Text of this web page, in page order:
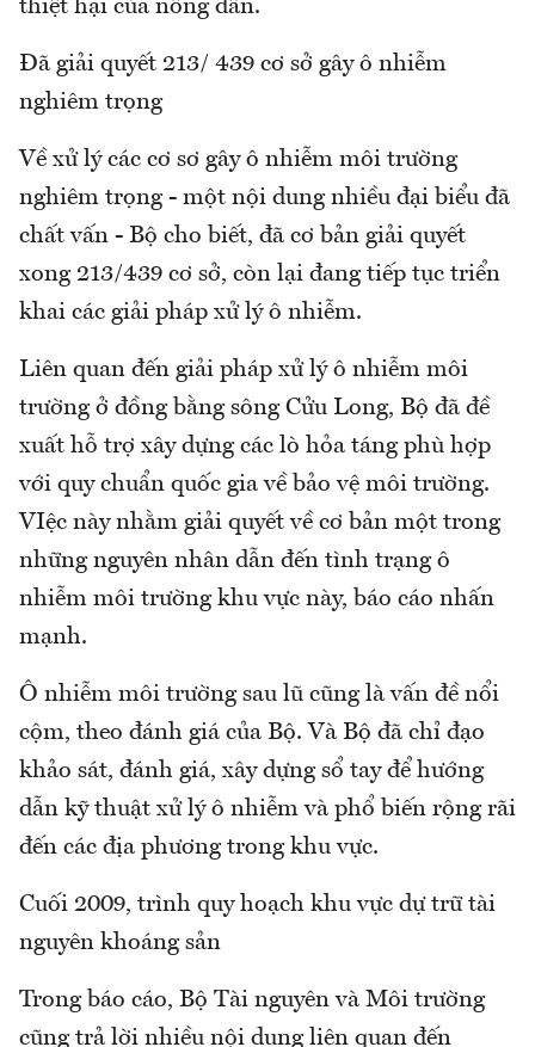
thiệt hại của nông dân.
Đã giải quyết 213/ 439 cơ sở gây ô nhiễm
nghiêm trọng
Về xử lý các cơ sơ gây ô nhiễm môi trường
nghiêm trọng - một nội dung nhiều đại biểu đã
chất vấn - Bộ cho biết, đã cơ bản giải quyết
xong 213/439 cơ sở, còn lại đang tiếp tục triển
khai các giải pháp xử lý ô nhiễm.
Liên quan đến giải pháp xử lý ô nhiễm môi
trường ở đồng bằng sông Cửu Long, Bộ đã đề
xuất hỗ trợ xây dựng các lò hỏa táng phù hợp
với quy chuẩn quốc gia về bảo vệ môi trường.
VIệc này nhằm giải quyết về cơ bản một trong
những nguyên nhân dẫn đến tình trạng ô
nhiễm môi trường khu vực này, báo cáo nhấn
mạnh.
Ô nhiễm môi trường sau lũ cũng là vấn đề nổi
cộm, theo đánh giá của Bộ. Và Bộ đã chỉ đạo
khảo sát, đánh giá, xây dựng sổ tay để hướng
dẫn kỹ thuật xử lý ô nhiễm và phổ biến rộng rãi
đến các địa phương trong khu vực.
Cuối 2009, trình quy hoạch khu vực dự trữ tài
nguyên khoáng sản
Trong báo cáo, Bộ Tài nguyên và Môi trường
cũng trả lời nhiều nội dung liên quan đến